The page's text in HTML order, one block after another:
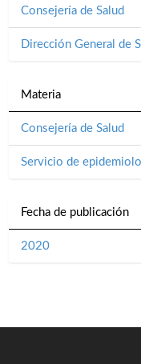
Consejería de Salud
Dirección General de
Materia
Consejería de Salud
Servicio de
Fecha de publicación
2020